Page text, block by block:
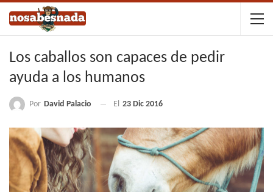
Los caballos son capaces de pedir
ayuda a los humanos
Por David Palacio El 23 Dic 2016